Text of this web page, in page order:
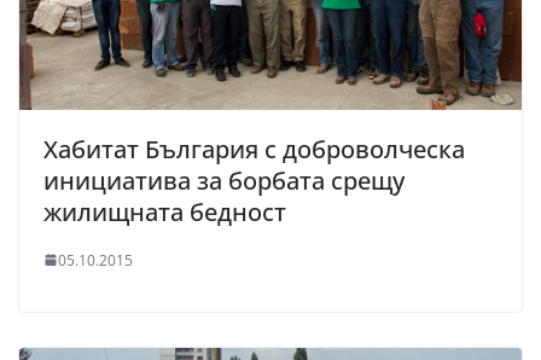
Хабитат България с доброволческа
инициатива за борбата срещу
жилищната бедност
05.10.2015